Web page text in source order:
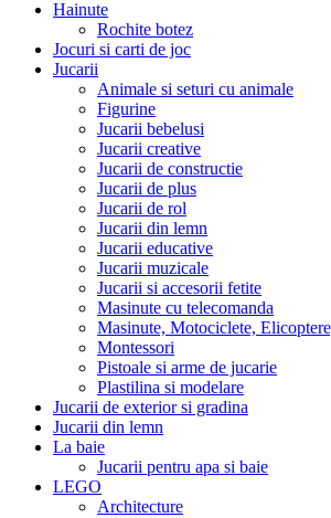
Hainute
Rochite botez
Jocuri si carti de joc
Jucarii
Animale si seturi cu animale
Figurine
Jucarii bebelusi
Jucarii creative
Jucarii de constructie
Jucarii de plus
Jucarii de rol
Jucarii din lemn
Jucarii educative
Jucarii muzicale
Jucarii si accesorii fetite
Masinute cu telecomanda
Masinute, Motociclete,
Montessori
Pistoale si arme de jucarie
Plastilina si modelare
Jucarii de exterior si gradina
Jucarii din lemn
La baie
Jucarii pentru apa si baie
LEGO
Architecture